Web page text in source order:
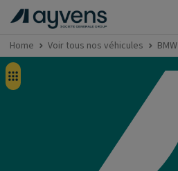
Home Voir tous nos véhicules BMW